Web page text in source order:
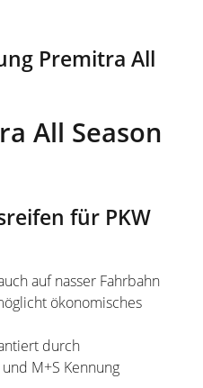
Premitra All
All Season
für PKW
auf nasser Fahrbahn
ökonomisches
durch
M+S Kennung